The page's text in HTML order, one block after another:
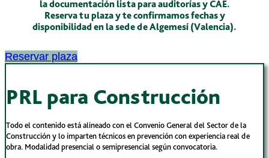
la documentación lista para auditorías y CAE.
Reserva tu plaza y te confirmamos fechas y
disponibilidad en la sede de Algemesí (Valencia).
Reservar plaza
PRL para Construcción
Todo el contenido está alineado con el Convenio General del Sector de la
Construcción y lo imparten técnicos en prevención con experiencia real de
obra. Modalidad presencial o semipresencial según convocatoria.